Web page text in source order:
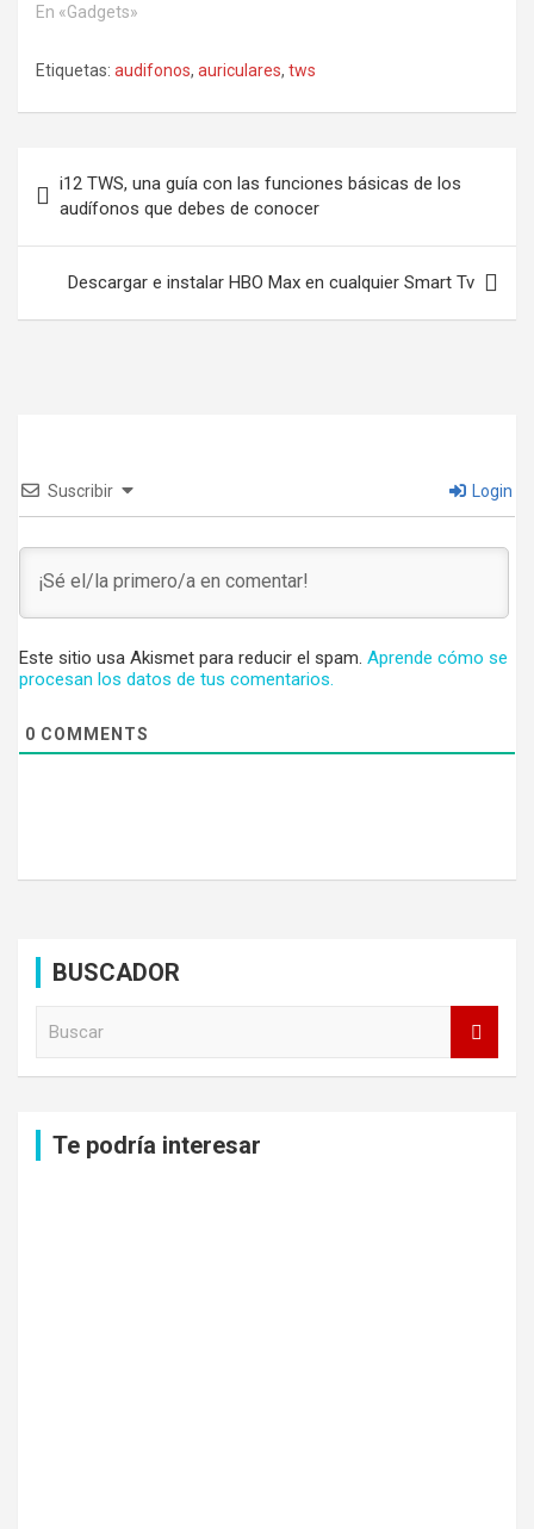
En «Gadgets»
Etiquetas: audifonos, auriculares, tws
de
entradas
i12 TWS, una guía con las funciones básicas de los
audífonos que debes de conocer
Descargar e instalar HBO Max en cualquier Smart Tv
Suscribir Login
Este sitio usa Akismet para reducir el spam. Aprende cómo se
procesan los datos de tus comentarios.
0 COMMENTS
BUSCADOR
Te podría interesar